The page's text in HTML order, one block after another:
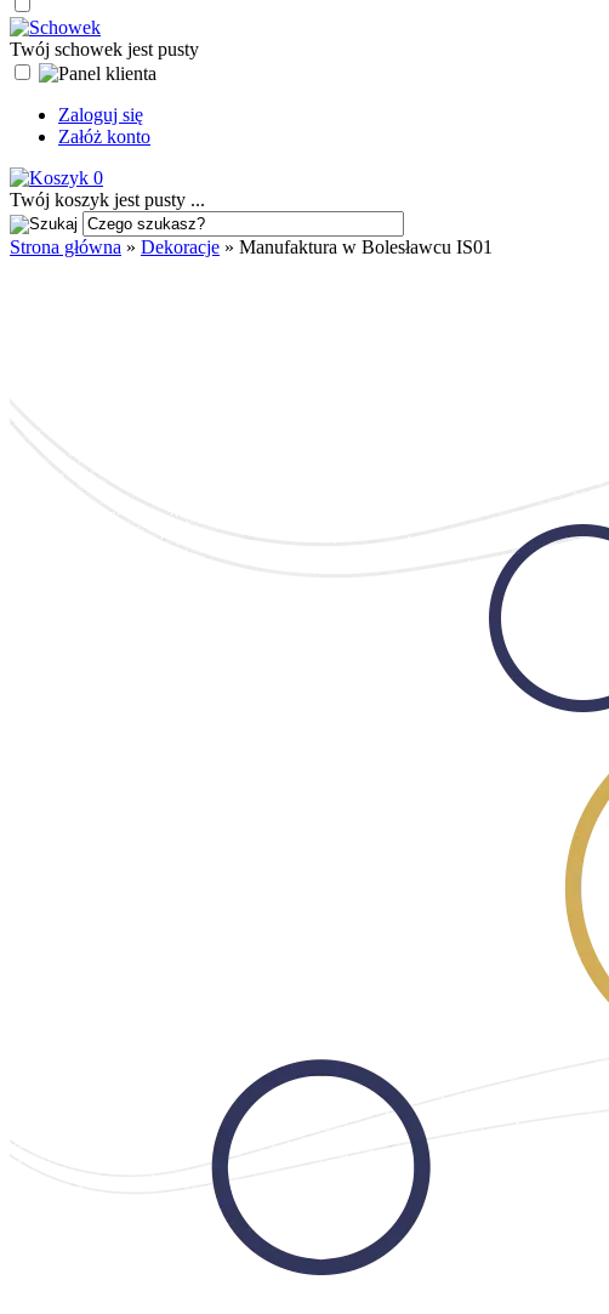
Twój schowek jest pusty
Zaloguj się
Załóż konto
0
Twój koszyk jest pusty ...
Strona główna » Dekoracje » Manufaktura w Bolesławcu IS01